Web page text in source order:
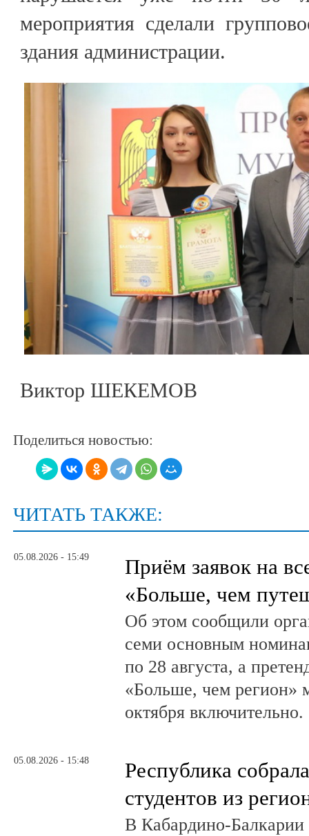
мероприятия сделали
здания администрации.
Виктор ШЕКЕМОВ
Поделиться новостью:
ЧИТАТЬ ТАКЖЕ:
05.08.2026 - 15:49
Приём заявок на
«Больше, чем
Об этом сообщили
семи основным
по 28 августа, а
«Больше, чем регион»
октября включительно.
05.08.2026 - 15:48
Республика
студентов из
В Кабардино-